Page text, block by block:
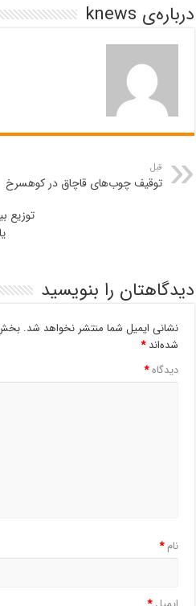
درباره‌ی knews
قبل
توقیف چوب‌های قاچاق در کوهسرخ
دیدگاهتان را بنویسید
نشانی ایمیل شما منتشر نخواهد شد.
شده‌اند*
دیدگاه*
نام*